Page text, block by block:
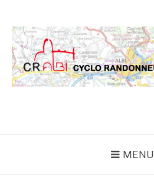
contenu
MENU